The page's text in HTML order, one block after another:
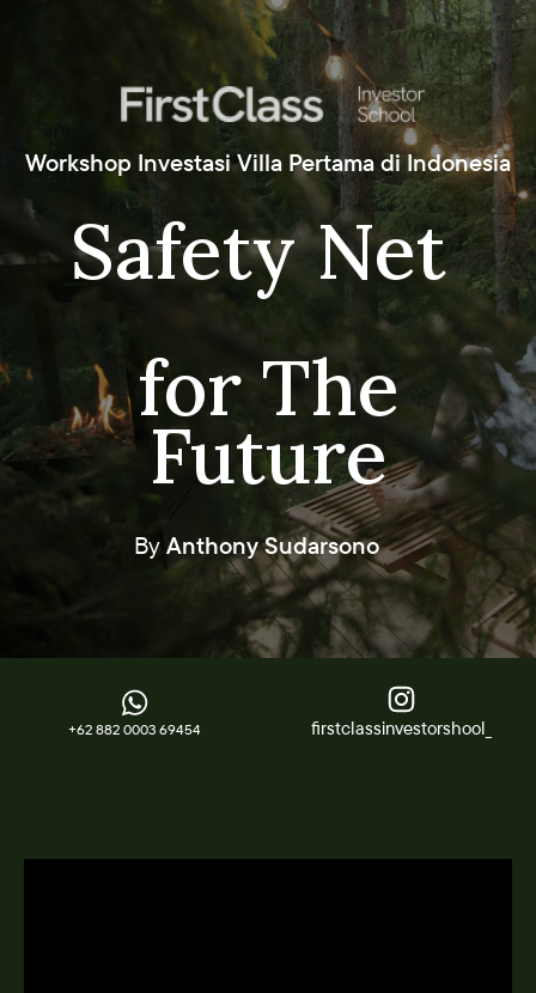
Workshop Investasi Villa Pertama di Indonesia
Safety Net
for The
Future
By Anthony Sudarsono
+62 882 0003 69454 firstclassinvestorshool_